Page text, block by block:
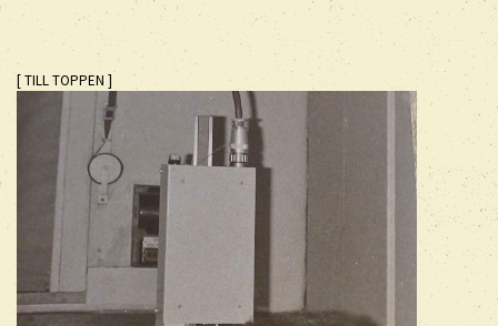
[ TILL TOPPEN ]